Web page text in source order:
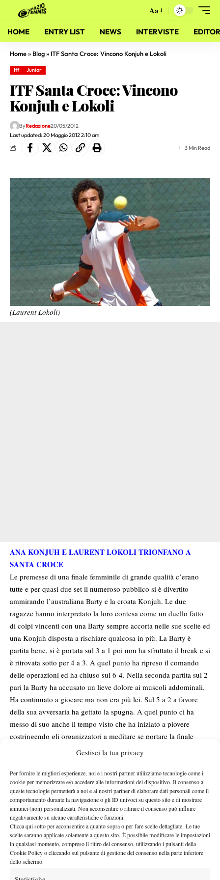
Gestisci la tua privacy
Per fornire le migliori esperienze, noi e i nostri partner utilizziamo tecnologie come i
cookie per memorizzare e/o accedere alle informazioni del dispositivo. Il consenso a
queste tecnologie permetterà a noi e ai nostri partner di elaborare dati personali come il
comportamento durante la navigazione o gli ID univoci su questo sito e di mostrare
annunci (non) personalizzati. Non acconsentire o ritirare il consenso può influire
negativamente su alcune caratteristiche e funzioni.
Clicca qui sotto per acconsentire a quanto sopra o per fare scelte dettagliate. Le tue
scelte saranno applicate solamente a questo sito. È possibile modificare le impostazioni
in qualsiasi momento, compreso il ritiro del consenso, utilizzando i pulsanti della
Cookie Policy o cliccando sul pulsante di gestione del consenso nella parte inferiore
dello schermo.
Aa
HOME ENTRY LIST NEWS INTERVISTE
Home» Blog» ITF Santa Croce: Vincono Konjuh e Lokoli
Itf Junior
ITF Santa Croce: Vincono
Konjuh e Lokoli
Last updated: 20 Maggio 2012 2:10 am
ByRedazione20/05/2012
3 Min Read
(Laurent Lokoli)
ANA KONJUH E LAURENT LOKOLI TRIONFANO A
SANTA CROCE
Le premesse di una finale femminile di grande qualità c’erano
tutte e per quasi due set il numeroso pubblico si è divertito
ammirando l’australiana Barty e la croata Konjuh. Le due
ragazze hanno interpretato la loro contesa come un duello fatto
di colpi vincenti con una Barty sempre accorta nelle sue scelte ed
una Konjuh disposta a rischiare qualcosa in più. La Barty è
partita bene, si è portata sul 3 a 1 poi non ha sfruttato il break e si
è ritrovata sotto per 4 a 3. A quel punto ha ripreso il comando
delle operazioni ed ha chiuso sul 6-4. Nella seconda partita sul 2
pari la Barty ha accusato un lieve dolore ai muscoli addominali.
Ha continuato a giocare ma non era più lei. Sul 5 a 2 a favore
della sua avversaria ha gettato la spugna. A quel punto ci ha
messo di suo anche il tempo visto che ha iniziato a piovere
costringendo gli organizzatori a meditare se portare la finale
maschile nel pallone o attendere la clemenza del tempo. Dopo
finale maschile di scendere in campo. Il francese di origine corsa
, Laurent Lokoli dimostrava di essere più giocatore del suo
giovane rivale il sud africano Wayne Montgomery. Spezzava
l’equilibrio del primo set grazie ad un servizio più efficace e ad
una percentuale di errori molto ridotta. Nella seconda partita il
francese si staccava sul 4 a 1 e riusciva poi a conservare il
proprio vantaggio chiudendo il match per 6-4. Così dopo 34
edizioni un giocatore francese iscrive il proprio nome nell’albo